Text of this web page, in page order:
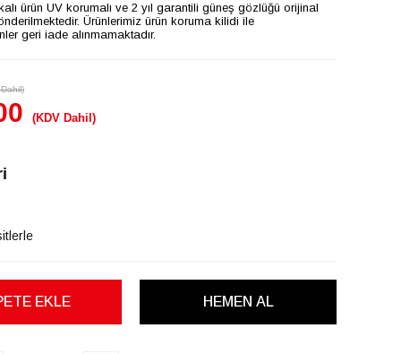
ürün UV korumalı ve 2 yıl garantili güneş gözlüğü orijinal
Ürünlerimiz ürün koruma kilidi ile
geri iade alınmamaktadır.
(KDV Dahil)